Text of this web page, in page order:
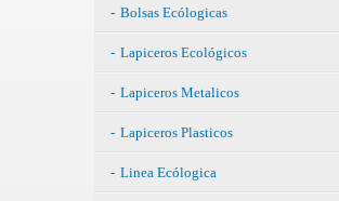
Bolsas Ecólogicas
Lapiceros Ecológicos
Lapiceros Metalicos
Lapiceros Plasticos
Linea Ecólogica